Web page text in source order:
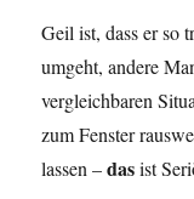
Geil ist, dass er so
umgeht, andere
vergleichbaren
zum Fenster
lassen –dasist